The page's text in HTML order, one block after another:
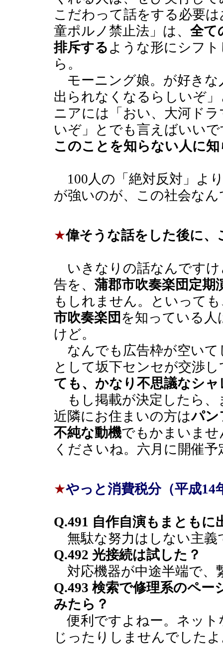
こだわって話をする必要
童ポルノ禁止法」は、 全て
排斥する ような形にシフ
ら。
モーニング娘。が好きな
出られなくなるらしいぞ
ニアには「おい、大河ド
いぞ」とでも言えばいい
このことを知らない人に
100人の「絶対反対」よ
が強いのが、この社会な
★偉そうな話をした後に
いきなりの話なんですけ
告を、 蒲郡市吹奏楽団定期
もしれません。といって
市吹奏楽団 を知っている
けど。
なんでも広告枠が空いて
として坂下センセが交渉
ても、かなり不思議なシ
もし掲載が決定したら、
近隣にお住まいの方はパン
不純な動機でもかまいませ
くださいね。六月に開催予
★やっと消費税分（平成14
Q.491 自作自演もまともに
無駄な努力はしない主義
Q.492 光接続は試した？
対応機器が中途半端で、
Q.493 検索で修理系のペ
みたら？
便利ですよねー。ネット
じったりしませんでした